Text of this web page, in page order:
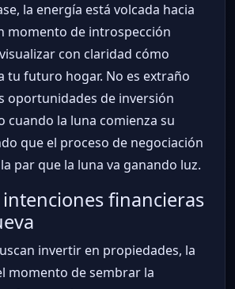
la energía está volcada hacia
momento de introspección
con claridad cómo
tu futuro hogar. No es extraño
oportunidades de inversión
cuando la luna comienza su
que el proceso de negociación
par que la luna va ganando luz.
intenciones financieras
invertir en propiedades, la
momento de sembrar la